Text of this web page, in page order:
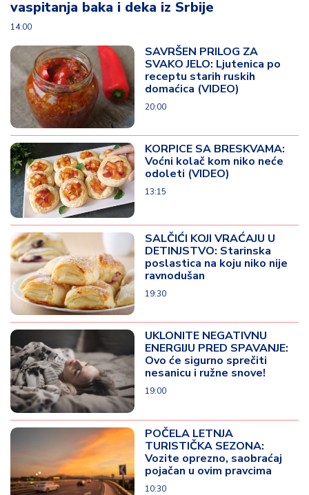
vaspitanja baka i deka iz Srbije
14:00
SAVRŠEN PRILOG ZA
SVAKO JELO: Ljutenica po
receptu starih ruskih
domaćica (VIDEO)
20:00
KORPICE SA BRESKVAMA:
Voćni kolač kom niko neće
odoleti (VIDEO)
13:15
SALČIĆI KOJI VRAĆAJU U
DETINJSTVO: Starinska
poslastica na koju niko nije
ravnodušan
19:30
UKLONITE NEGATIVNU
ENERGIJU PRED SPAVANJE:
Ovo će sigurno sprečiti
nesanicu i ružne snove!
19:00
POČELA LETNJA
TURISTIČKA SEZONA:
Vozite oprezno, saobraćaj
pojačan u ovim pravcima
10:30